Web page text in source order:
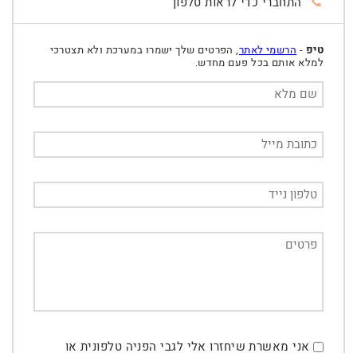
טיפ - הרשמי לאתר, הפרטים שלך ישמרו במערכת ולא תצטרכי
למלא אותם בכל פעם מחדש.
אני מאשרת שיחזרו אלי לגבי הפניה טלפונית או